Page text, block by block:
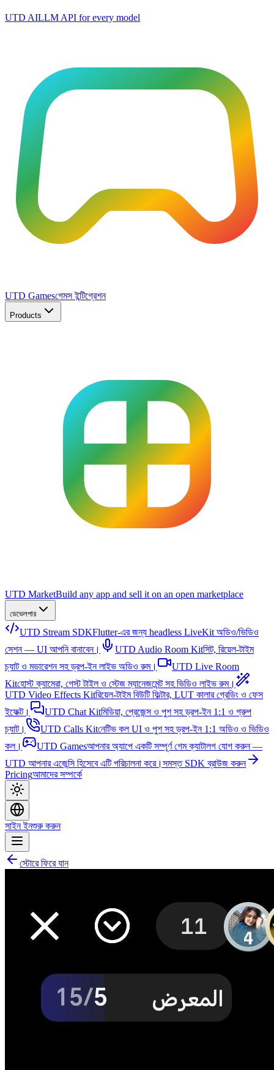
UTD AILLM API for every model
UTD Gamesগেমস ইন্টিগ্রেশন
Products
UTD MarketBuild any app and sell it on an open marketplace
ডেভেলপার
UTD Stream SDKFlutter-এর জন্য headless LiveKit অডিও/ভিডিও
সেশন — UI আপনি বানাবেন।
UTD Audio Room Kitসিট, রিয়েল-টাইম
চ্যাট ও মডারেশন সহ ড্রপ-ইন লাইভ অডিও রুম।
UTD Live Room
Kitহোস্ট ক্যামেরা, গেস্ট টাইল ও স্টেজ ম্যানেজমেন্ট সহ ভিডিও লাইভ রুম।
UTD Video Effects Kitরিয়েল-টাইম বিউটি ফিল্টার, LUT কালার গ্রেডিং ও ফেস
ইফেক্ট।
UTD Chat Kitমিডিয়া, প্রেজেন্স ও পুশ সহ ড্রপ-ইন 1:1 ও গ্রুপ
চ্যাট।
UTD Calls Kitনেটিভ কল UI ও পুশ সহ ড্রপ-ইন 1:1 অডিও ও ভিডিও
কল।
UTD Gamesআপনার অ্যাপে একটি সম্পূর্ণ গেম ক্যাটালগ যোগ করুন —
UTD আপনার এজেন্সি হিসেবে এটি পরিচালনা করে। সমস্ত SDK ব্রাউজ করুন
Pricingআমাদের সম্পর্কে
সাইন ইনশুরু করুন
স্টোরে ফিরে যান